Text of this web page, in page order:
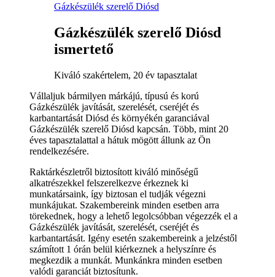
Gázkészülék szerelő Diósd
Gázkészülék szerelő Diósd
ismertető
Kiváló szakértelem, 20 év tapasztalat
Vállaljuk bármilyen márkájú, típusú és korú
Gázkészülék javítását, szerelését, cseréjét és
karbantartását Diósd és környékén garanciával
Gázkészülék szerelő Diósd kapcsán. Több, mint 20
éves tapasztalattal a hátuk mögött állunk az Ön
rendelkezésére.
Raktárkészletről biztosított kiváló minőségű
alkatrészekkel felszerelkezve érkeznek ki
munkatársaink, így biztosan el tudják végezni
munkájukat. Szakembereink minden esetben arra
törekednek, hogy a lehető legolcsóbban végezzék el a
Gázkészülék javítását, szerelését, cseréjét és
karbantartását. Igény esetén szakembereink a jelzéstől
számított 1 órán belül kiérkeznek a helyszínre és
megkezdik a munkát. Munkánkra minden esetben
valódi garanciát biztosítunk.